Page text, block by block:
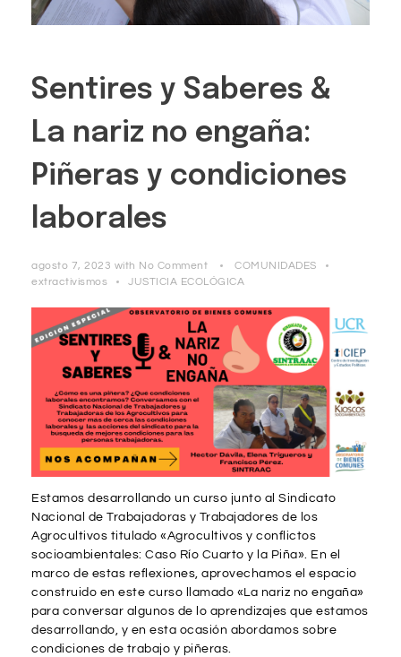
Sentires y Saberes &
La nariz no engaña:
Piñeras y condiciones
laborales
agosto 7, 2023 with No Comment
COMUNIDADES
extractivismos
JUSTICIA ECOLÓGICA
Estamos desarrollando un curso junto al Sindicato
Nacional de Trabajadoras y Trabajadores de los
Agrocultivos titulado «Agrocultivos y conflictos
socioambientales: Caso Río Cuarto y la Piña». En el
marco de estas reflexiones, aprovechamos el espacio
construido en este curso llamado «La nariz no engaña»
para conversar algunos de lo aprendizajes que estamos
desarrollando, y en esta ocasión abordamos sobre
condiciones de trabajo y piñeras.